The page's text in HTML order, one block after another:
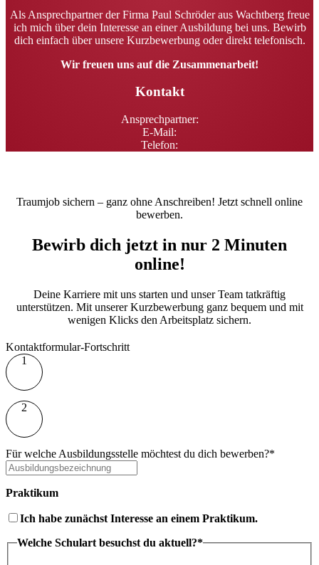
Als Ansprechpartner der Firma Paul Schröder aus Wachtberg freue
ich mich über dein Interesse an einer Ausbildung bei uns. Bewirb
dich einfach über unsere Kurzbewerbung oder direkt telefonisch.
Wir freuen uns auf die Zusammenarbeit!
Kontakt
Ansprechpartner:
E-Mail:
Telefon:
Traumjob sichern – ganz ohne Anschreiben! Jetzt schnell online
bewerben.
Bewirb dich jetzt in nur 2 Minuten
online!
Deine Karriere mit uns starten und unser Team tatkräftig
unterstützen. Mit unserer Kurzbewerbung ganz bequem und mit
wenigen Klicks den Arbeitsplatz sichern.
Kontaktformular-Fortschritt
1
2
Für welche Ausbildungsstelle möchtest du dich bewerben?*
Praktikum
Ich habe zunächst Interesse an einem Praktikum.
Welche Schulart besuchst du aktuell?*